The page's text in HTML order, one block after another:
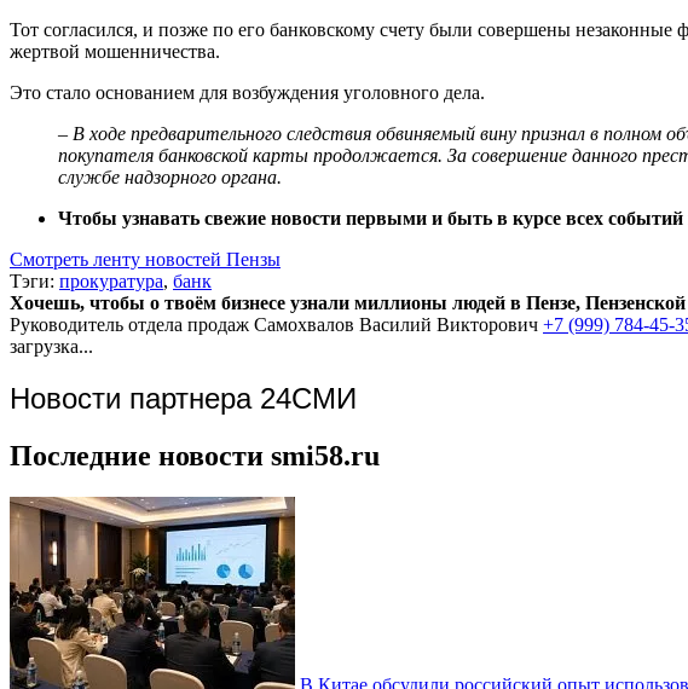
Тот согласился, и позже по его банковскому счету были совершены
жертвой мошенничества.
Это стало основанием для возбуждения уголовного дела.
– В ходе предварительного следствия обвиняемый вину признал в полном
покупателя банковской карты продолжается. За совершение данного
службе надзорного органа.
Чтобы узнавать свежие новости первыми и быть в курсе всех
Смотреть ленту новостей Пензы
Тэги: прокуратура, банк
Хочешь, чтобы о твоём бизнесе узнали миллионы людей в Пензе,
Руководитель отдела продаж Самохвалов Василий Викторович +7 (999) 784-45-
загрузка...
Новости партнера 24СМИ
Последние новости smi58.ru
В Китае обсудили российский опыт